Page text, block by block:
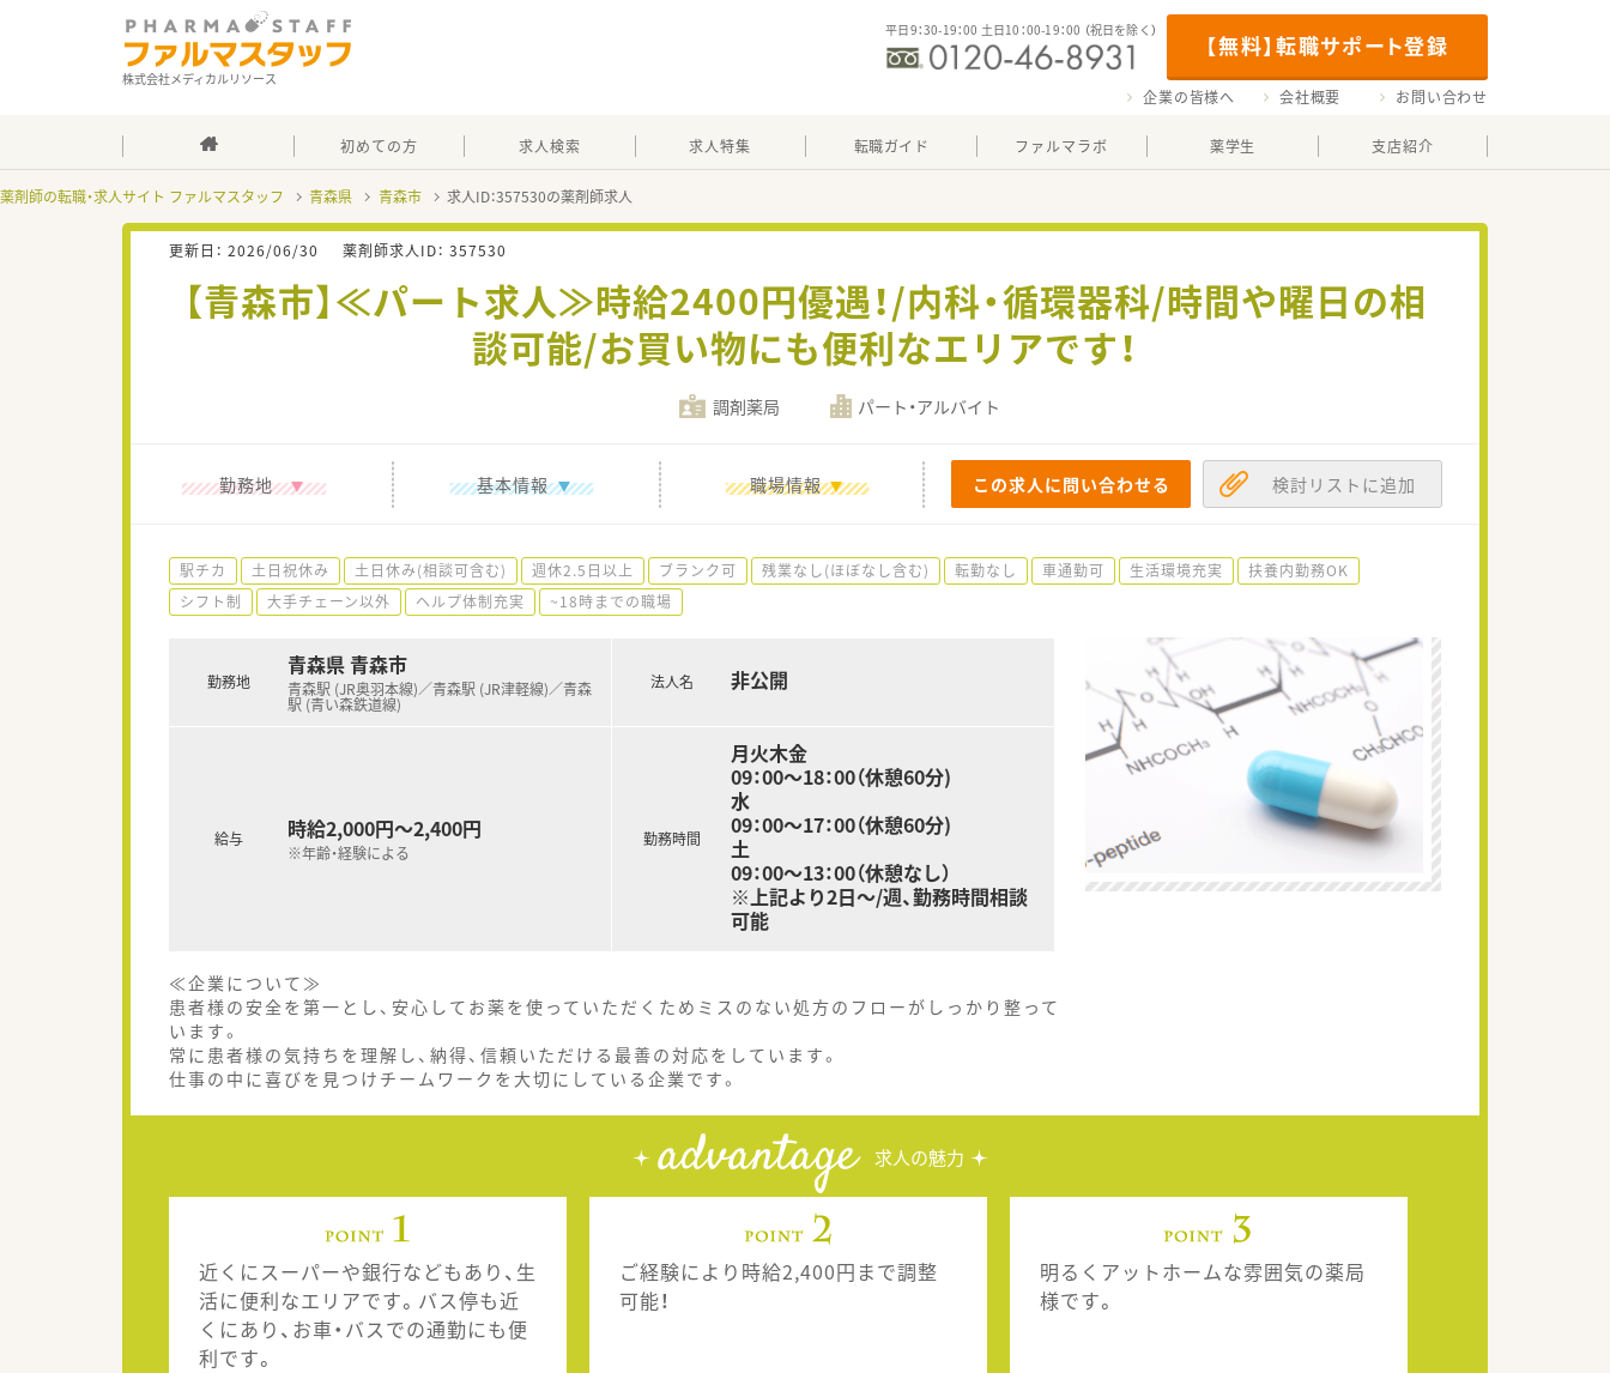
株式会社メディカルリソース
【無料】転職サポート登録
平日9：30-19：00 土日10：00-19：00 （祝日を除く）
企業の皆様へ 会社概要 お問い合わせ
初めての方 求人検索 求人特集 転職ガイド ファルマラボ 薬学生 支店紹介
薬剤師の転職・求人サイト ファルマスタッフ 青森県 青森市 求人ID：357530の薬剤師求人
更新日： 2026/06/30 薬剤師求人ID： 357530
【青森市】≪パート求人≫時給2400円優遇！/内科・循環器科/時間や曜日の相
談可能/お買い物にも便利なエリアです！
調剤薬局 パート・アルバイト
勤務地 基本情報 職場情報 この求人に問い合わせる 検討リストに追加
駅チカ 土日祝休み 土日休み(相談可含む) 週休2.5日以上 ブランク可 残業なし(ほぼなし含む) 転勤なし 車通勤可 生活環境充実
扶養内勤務OK
シフト制
大手チェーン以外 ヘルプ体制充実 ~18時までの職場
勤務地
青森県 青森市
青森駅 (JR奥羽本線)／青森駅 (JR津軽線)／青森
駅 (青い森鉄道線)
給与 時給2,000円～2,400円
※年齢・経験による
法人名 非公開
勤務時間
月火木金
09：00～18：00（休憩60分)
水
09：00～17：00（休憩60分)
土
09：00～13：00（休憩なし）
※上記より2日～/週、勤務時間相談
可能
≪企業について≫
患者様の安全を第一とし、安心してお薬を使っていただくためミスのない処方のフローがしっかり整って
います。
常に患者様の気持ちを理解し、納得、信頼いただける最善の対応をしています。
仕事の中に喜びを見つけチームワークを大切にしている企業です。
advantage 求人の魅力
近くにスーパーや銀行などもあり、生
活に便利なエリアです。バス停も近
くにあり、お車・バスでの通勤にも便
利です。
ご経験により時給2,400円まで調整
可能！
明るくアットホームな雰囲気の薬局
様です。